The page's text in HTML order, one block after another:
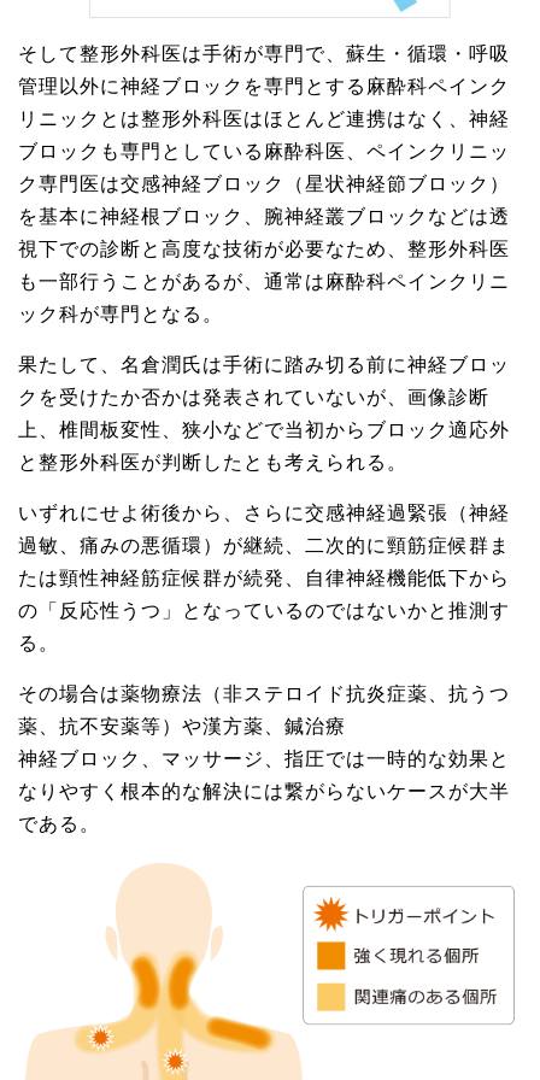
そして整形外科医は手術が専門で、蘇生・循環・呼吸
管理以外に神経ブロックを専門とする麻酔科ペインク
リニックとは整形外科医はほとんど連携はなく、神経
ブロックも専門としている麻酔科医、ペインクリニッ
ク専門医は交感神経ブロック（星状神経節ブロック）
を基本に神経根ブロック、腕神経叢ブロックなどは透
視下での診断と高度な技術が必要なため、整形外科医
も一部行うことがあるが、通常は麻酔科ペインクリニ
ック科が専門となる。
果たして、名倉潤氏は手術に踏み切る前に神経ブロッ
クを受けたか否かは発表されていないが、画像診断
上、椎間板変性、狭小などで当初からブロック適応外
と整形外科医が判断したとも考えられる。
いずれにせよ術後から、さらに交感神経過緊張（神経
過敏、痛みの悪循環）が継続、二次的に頸筋症候群ま
たは頸性神経筋症候群が続発、自律神経機能低下から
の「反応性うつ」となっているのではないかと推測す
る。
その場合は薬物療法（非ステロイド抗炎症薬、抗うつ
薬、抗不安薬等）や漢方薬、鍼治療
神経ブロック、マッサージ、指圧では一時的な効果と
なりやすく根本的な解決には繋がらないケースが大半
である。